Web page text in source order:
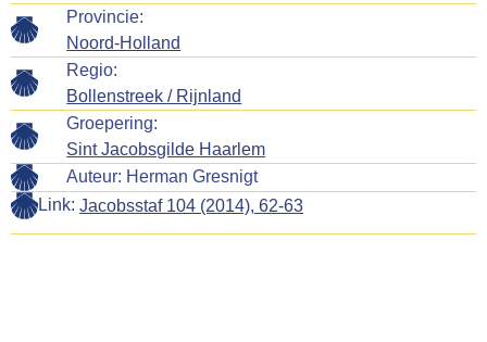
Provincie:
Noord-Holland
Regio:
Bollenstreek / Rijnland
Groepering:
Sint Jacobsgilde Haarlem
Auteur: Herman Gresnigt
Link: Jacobsstaf 104 (2014), 62-63